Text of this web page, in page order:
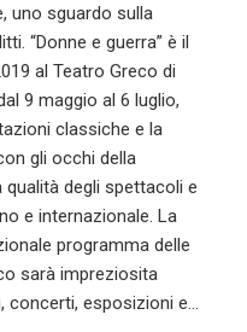
uno sguardo sulla
“Donne e guerra” è il
al Teatro Greco di
9 maggio al 6 luglio,
classiche e la
gli occhi della
degli spettacoli e
e internazionale. La
programma delle
sarà impreziosita
concerti, esposizioni e…